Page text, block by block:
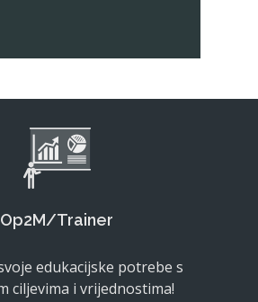
Op2M/Trainer
edukacijske potrebe s
ciljevima i vrijednostima!